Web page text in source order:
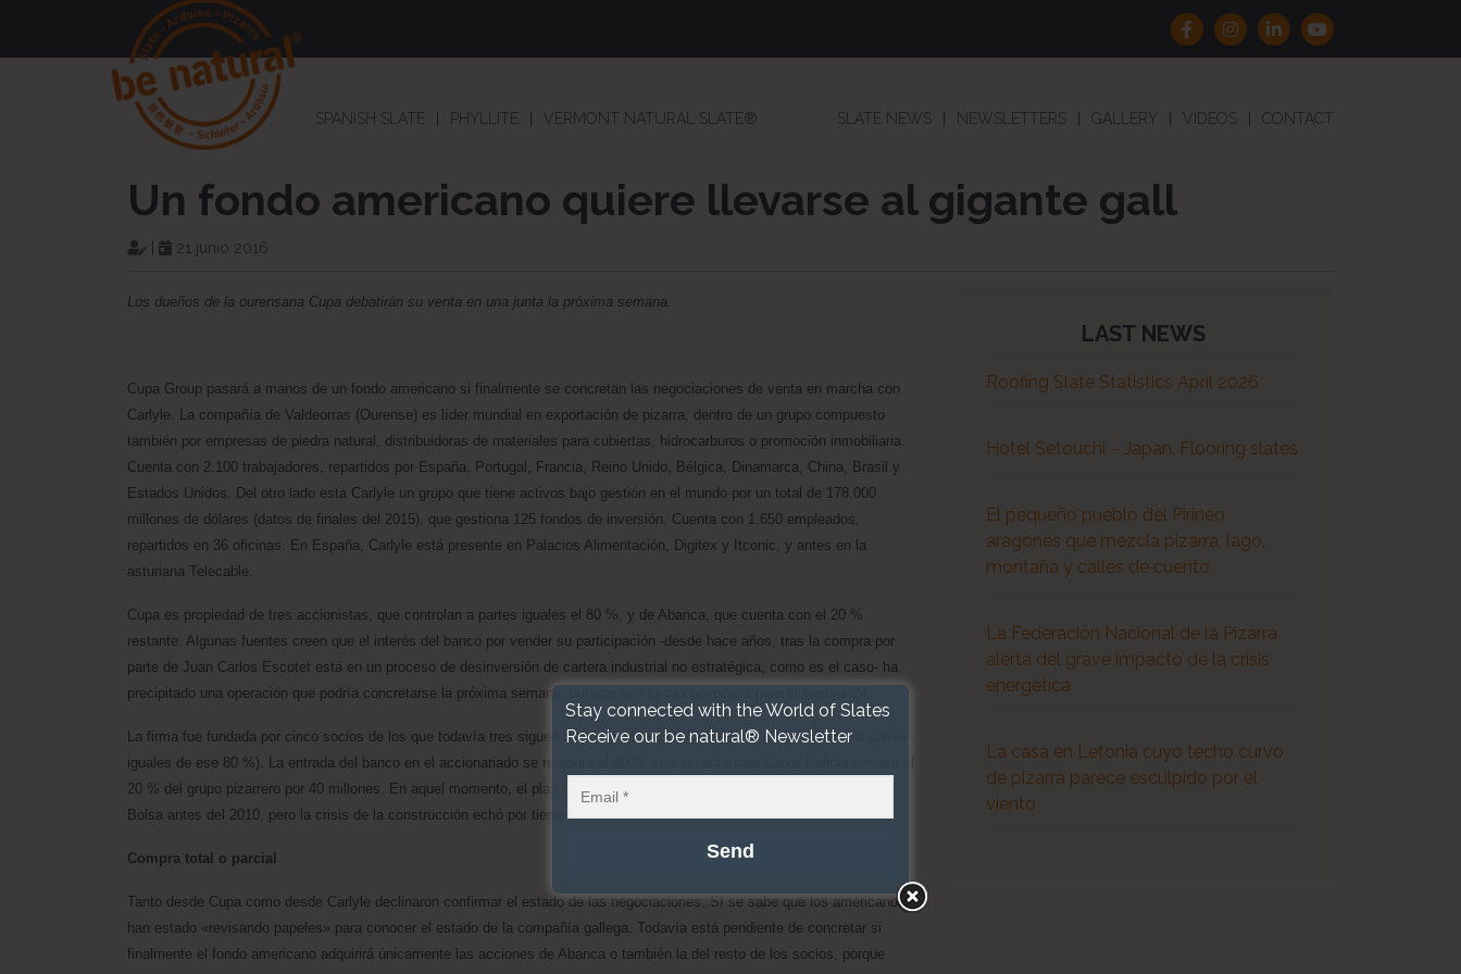
SPANISH SLATE PHYLLITE VERMONT NATURAL SLATE® SLATE NEWS NEWSLETTERS GALLERY VIDEOS CONTACT
Un fondo americano quiere llevarse al gigante gall
21 junio 2016
Los dueños de la ourensana Cupa debatirán su venta en una junta la próxima semana.
Cupa Group pasará a manos de un fondo americano si finalmente se concretan las negociaciones de venta en marcha con
Carlyle. La compañía de Valdeorras (Ourense) es líder mundial en exportación de pizarra, dentro de un grupo compuesto
también por empresas de piedra natural, distribuidoras de materiales para cubiertas, hidrocarburos o promoción inmobiliaria.
Cuenta con 2.100 trabajadores, repartidos por España, Portugal, Francia, Reino Unido, Bélgica, Dinamarca, China, Brasil y
Estados Unidos. Del otro lado está Carlyle un grupo que tiene activos bajo gestión en el mundo por un total de 178.000
millones de dólares (datos de finales del 2015), que gestiona 125 fondos de inversión. Cuenta con 1.650 empleados,
repartidos en 36 oficinas. En España, Carlyle está presente en Palacios Alimentación, Digitex y Itconic, y antes en la
asturiana Telecable.
Cupa es propiedad de tres accionistas, que controlan a partes iguales el 80 %, y de Abanca, que cuenta con el 20 %
restante. Algunas fuentes creen que el interés del banco por vender su participación -desde hace años, tras la compra por
parte de Juan Carlos Escotet está en un proceso de desinversión de cartera industrial no estratégica, como es el caso- ha
precipitado una operación que podría concretarse la próxima semana, durante una junta convocada para el viernes 24.
La firma fue fundada por cinco socios de los que todavía tres siguen siendo propietarios (la familia y los herederos, a partes
iguales de ese 80 %). La entrada del banco en el accionariado se remonta al 2005, cuando entonces Caixa Galicia compró el
20 % del grupo pizarrero por 40 millones. En aquel momento, el plan estratégico de la compañía era empezar a cotizar en
Bolsa antes del 2010, pero la crisis de la construcción echó por tierra esas aspiraciones.
Compra total o parcial
Tanto desde Cupa como desde Carlyle declinaron confirmar el estado de las negociaciones. Sí se sabe que los americanos
han estado «revisando papeles» para conocer el estado de la compañía gallega. Todavía está pendiente de concretar si
finalmente el fondo americano adquirirá únicamente las acciones de Abanca o también la del resto de los socios, porque
LAST NEWS
Roofing Slate Statistics April 2026
Hotel Setouchi – Japan. Flooring slates
El pequeño pueblo del Pirineo
aragonés que mezcla pizarra, lago,
montaña y calles de cuento
La Federación Nacional de la Pizarra
alerta del grave impacto de la crisis
energética
La casa en Letonia cuyo techo curvo
de pizarra parece esculpido por el
viento
Stay connected with the World of Slates
Receive our be natural® Newsletter